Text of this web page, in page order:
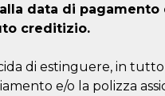
data di pagamento
creditizio.
di estinguere, in tutto
e/o la polizza